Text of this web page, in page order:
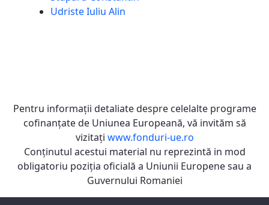
Udriste Iuliu Alin
Pentru informaţii detaliate despre celelalte programe
cofinanţate de Uniunea Europeană, vă invităm să
vizitaţi www.fonduri-ue.ro
Conţinutul acestui material nu reprezintă in mod
obligatoriu poziţia oficială a Uniunii Europene sau a
Guvernului Romaniei